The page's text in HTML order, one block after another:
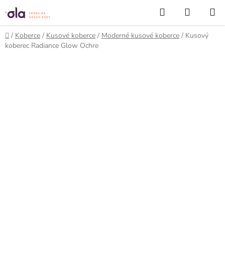
Prejsť
na
obsah
Hľadať
KOŠÍK
Domov
/ Koberce / Kusové koberce / Moderné kusové koberce / Kusový
koberec Radiance Glow Ochre